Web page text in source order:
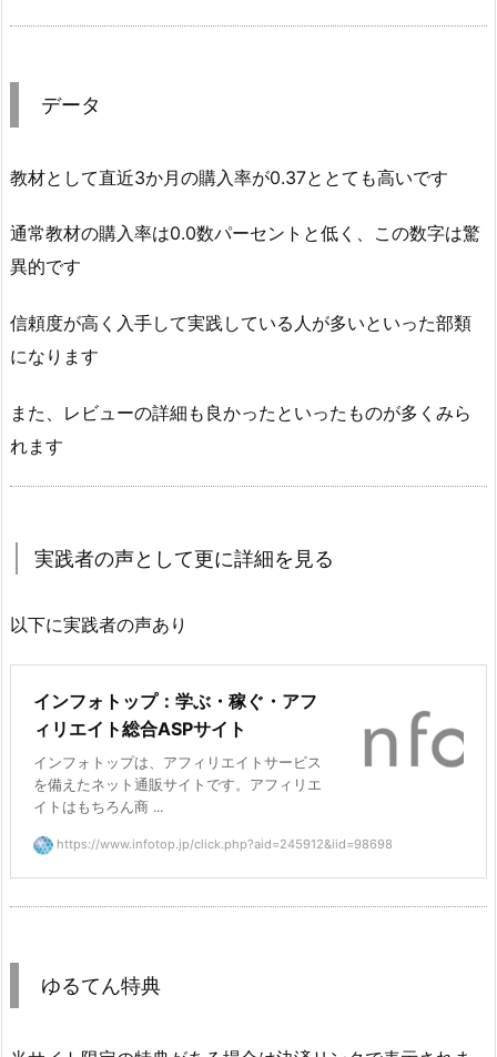
データ
教材として直近3か月の購入率が0.37ととても高いです
通常教材の購入率は0.0数パーセントと低く、この数字は驚
異的です
信頼度が高く入手して実践している人が多いといった部類
になります
また、レビューの詳細も良かったといったものが多くみら
れます
実践者の声として更に詳細を見る
以下に実践者の声あり
インフォトップ：学ぶ・稼ぐ・アフ
ィリエイト総合ASPサイト
インフォトップは、アフィリエイトサービス
を備えたネット通販サイトです。アフィリエ
イトはもちろん商 ...
https://www.infotop.jp/click.php?aid=245912&iid=98698
ゆるてん特典